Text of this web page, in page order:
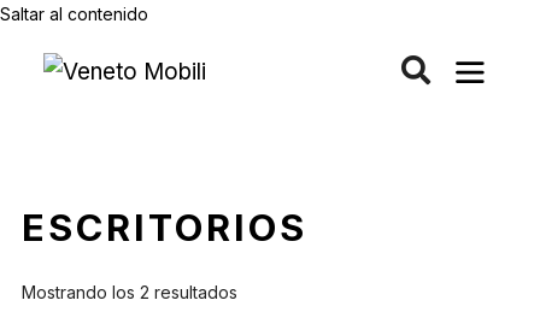
Saltar al contenido
ESCRITORIOS
Mostrando los 2 resultados